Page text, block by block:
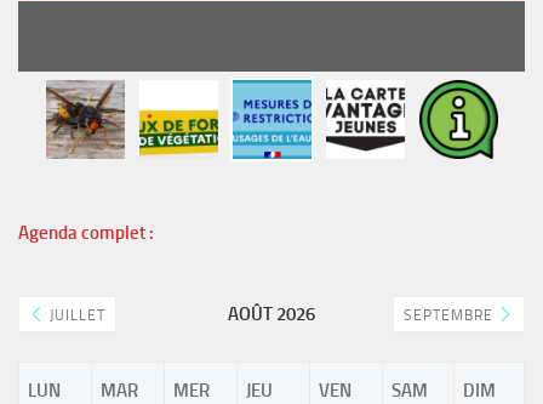
READ MORE
Agenda complet :
JUILLET AOÛT 2026 SEPTEMBRE
LUN MAR MER JEU VEN SAM DIM